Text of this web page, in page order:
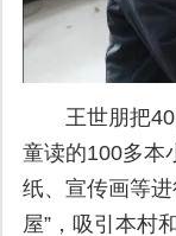
王世朋把
童读的100多本
纸、宣传画等
屋”，吸引本村